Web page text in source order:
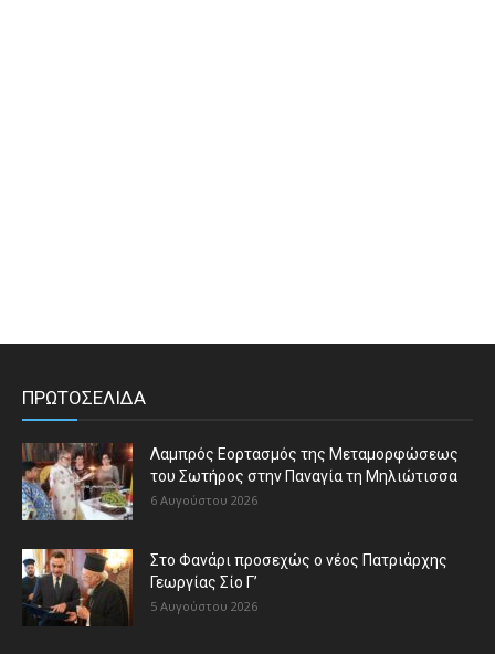
ΠΡΩΤΟΣΕΛΙΔΑ
Λαμπρός Εορτασμός της Μεταμορφώσεως
του Σωτήρος στην Παναγία τη Μηλιώτισσα
6 Αυγούστου 2026
Στο Φανάρι προσεχώς ο νέος Πατριάρχης
Γεωργίας Σίο Γ’
5 Αυγούστου 2026